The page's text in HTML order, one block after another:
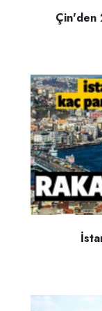
Çin'den